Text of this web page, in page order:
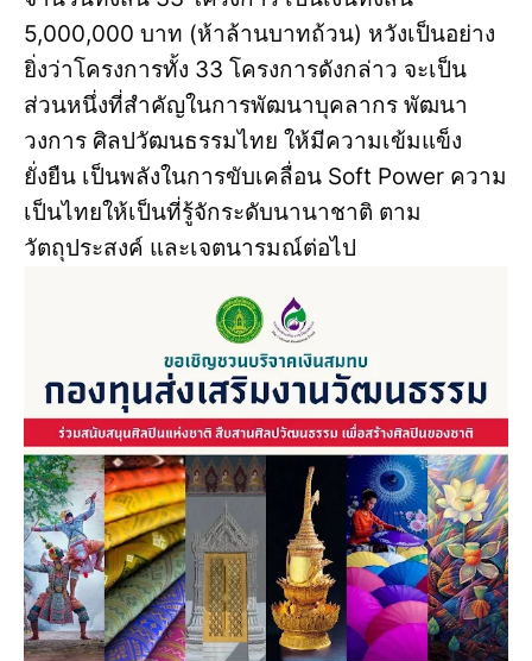
5,000,000 บาท (ห้าล้านบาทถ้วน) หวังเป็นอย่าง
ยิ่งว่าโครงการทั้ง 33 โครงการดังกล่าว จะเป็น
ส่วนหนึ่งที่สำคัญในการพัฒนาบุคลากร พัฒนา
วงการ ศิลปวัฒนธรรมไทย ให้มีความเข้มแข็ง
ยั่งยืน เป็นพลังในการขับเคลื่อน Soft Power ความ
เป็นไทยให้เป็นที่รู้จักระดับนานาชาติ ตาม
วัตถุประสงค์ และเจตนารมณ์ต่อไป